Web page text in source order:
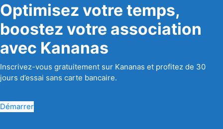
Optimisez votre temps,
boostez votre association
avec Kananas
Inscrivez-vous gratuitement sur Kananas et profitez de 30
jours d’essai sans carte bancaire.
Démarrer